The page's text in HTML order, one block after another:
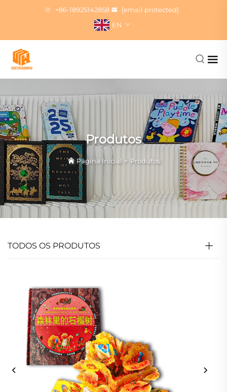
+86-18925142858
[email protected]
EN
Produtos
Página Inicial > Produtos
TODOS OS PRODUTOS